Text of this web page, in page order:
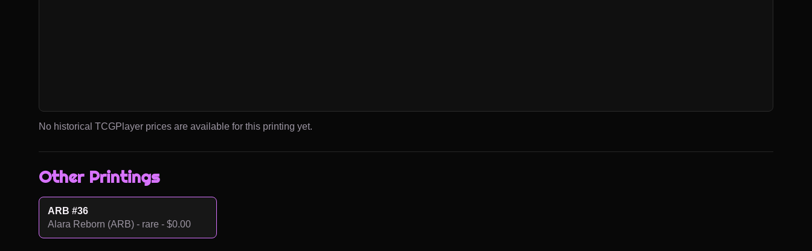
No historical TCGPlayer prices are available for this printing yet.
Other Printings
ARB #36
Alara Reborn (ARB) - rare - $0.00